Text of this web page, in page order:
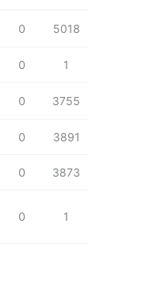
0 5018
0 1
0 3755
0 3891
0 3873
0 1